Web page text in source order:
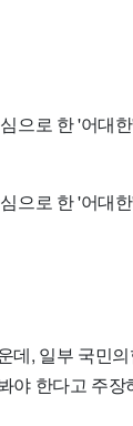
으로 한 '어대
으로 한 '어대
데, 일부 국민
야 한다고 주장